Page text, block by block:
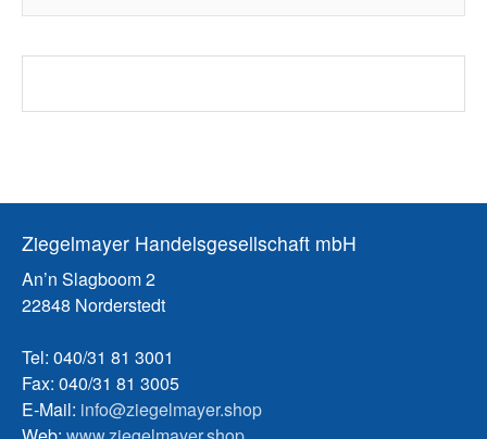
Ziegelmayer Handelsgesellschaft mbH
An’n Slagboom 2
22848 Norderstedt
Tel: 040/31 81 3001
Fax: 040/31 81 3005
E-Mail: info@ziegelmayer.shop